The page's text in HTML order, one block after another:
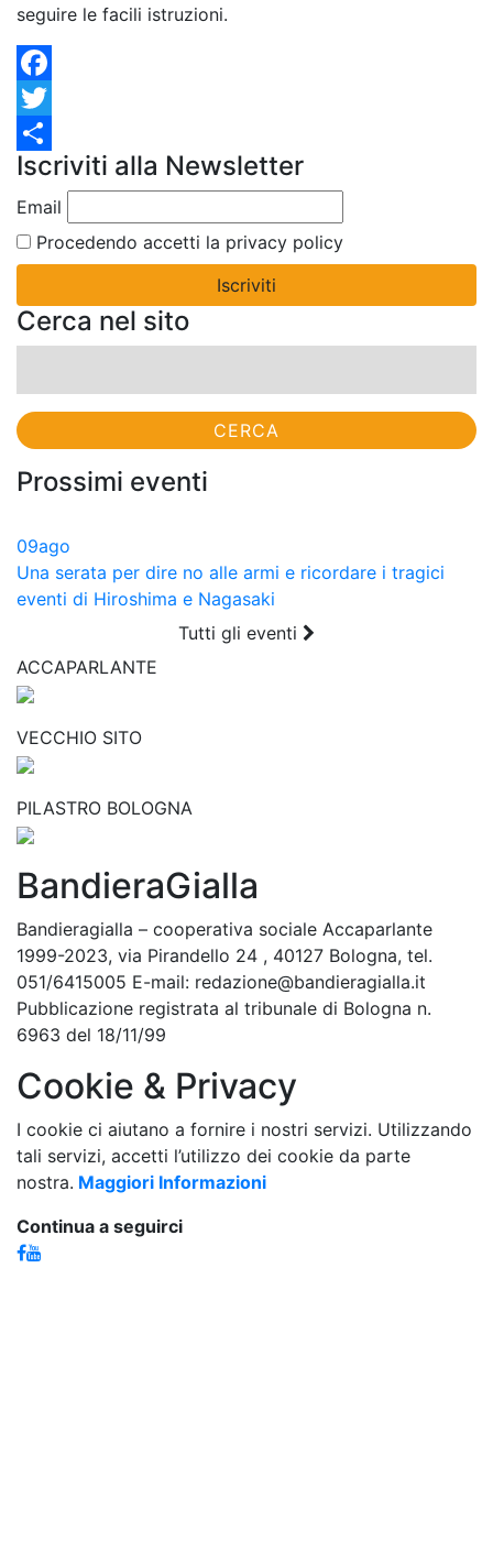
seguire le facili istruzioni.
Facebook
Twitter
Condividi
Iscriviti alla Newsletter
Email
Procedendo accetti la privacy policy
Cerca nel sito
Prossimi eventi
09ago
Una serata per dire no alle armi e ricordare i tragici
eventi di Hiroshima e Nagasaki
Tutti gli eventi
ACCAPARLANTE
VECCHIO SITO
PILASTRO BOLOGNA
BandieraGialla
Bandieragialla – cooperativa sociale Accaparlante
1999-2023, via Pirandello 24 , 40127 Bologna, tel.
051/6415005 E-mail: redazione@bandieragialla.it
Pubblicazione registrata al tribunale di Bologna n.
6963 del 18/11/99
Cookie & Privacy
I cookie ci aiutano a fornire i nostri servizi. Utilizzando
tali servizi, accetti l’utilizzo dei cookie da parte
nostra. Maggiori Informazioni
Continua a seguirci